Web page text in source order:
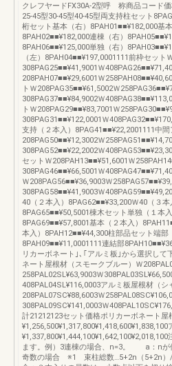
クレフヤードFX30A-2型呼 称商品コード価
25-45型30-45型40-45型両支持柱セット
桁セット基本（右）8PAH01■■¥182,000基本
8PAH02■■¥182,000連棟（右）
8PAH06■■¥125,000単独（右）
（左）8PAH04■■¥197,0001111前枠セット
308PAG25■■¥41,9001Ｗ
208PAH07■■¥29,6001Ｗ
トＷ208PAG35■■¥61,5002Ｗ
308PAG37■■¥84,9002Ｗ
トＷ208PAG29■■¥83,7001Ｗ
308PAG31■■¥122,0001Ｗ
支持（２本入）8PAG41■■¥22,2001111中
208PAG50■■¥12,3002Ｗ
308PAG52■■¥22,2002Ｗ
セットＷ208PAH13■■¥51,6001Ｗ
308PAG46■■¥66,5001Ｗ
Ｗ208PAG56■■¥36,9003Ｗ
308PAG58■■¥41,9003Ｗ
40（２本入）8PAG62■■¥33,200Ｗ40（３本
8PAG65■■¥50,5001棟木セット単独（１本入
8PAG69■■¥57,8001基本（２本入）
本入）8PAH12■■¥44,300柱部品セット端部
8PAH09■■¥11,0001111連結部
リカーボネート｣､｢アルミ板｣から選択して
ネート屋根材（スモークブルー）Ｗ
258PAL02SL¥63,9003Ｗ
408PAL04SL¥116,0003アルミ板屋根材（シ
208PAL07SC¥88,6003Ｗ
308PAL09SC¥141,0003Ｗ
計21212123セット価格ポリカーボネート屋
¥1,256,500¥1,317,800¥1,418,600¥1,838,100
¥1,337,800¥1,444,100¥1,642,100¥2,018,100
ます。例）3連棟の場合、n=3。 a：n
奇数の場合 ※1 束柱総数…5+2n（5+2n）/